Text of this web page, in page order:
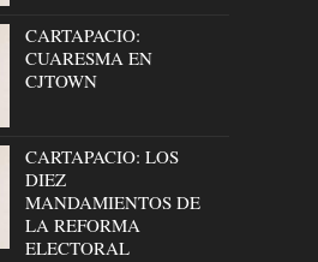
CARTAPACIO:
CUARESMA EN
CJTOWN
CARTAPACIO: LOS
DIEZ
MANDAMIENTOS DE
LA REFORMA
ELECTORAL